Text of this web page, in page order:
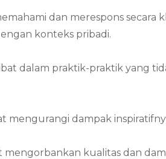
dan merespons secara
konteks pribadi.
dalam praktik-praktik yang
mengurangi dampak
kualitas dan